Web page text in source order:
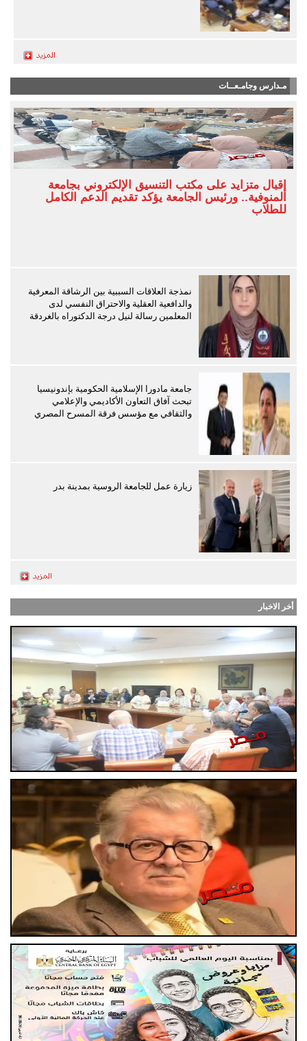
مـدارس وجامـعــات
إقبال متزايد على مكتب التنسيق الإلكتروني بجامعة
المنوفية.. ورئيس الجامعة يؤكد تقديم الدعم الكامل
للطلاب
نمذجة العلاقات السببية بين الرشاقة المعرفية
والدافعية العقلية والاحتراق النفسي لدى
المعلمين رسالة لنيل درجة الدكتوراه بالغردقة
جامعة مادورا الإسلامية الحكومية بإندونيسيا
تبحث آفاق التعاون الأكاديمي والإعلامي
والثقافي مع مؤسس فرقة المسرح المصري
زيارة عمل للجامعة الروسية بمدينة بدر
أخر الاخبار